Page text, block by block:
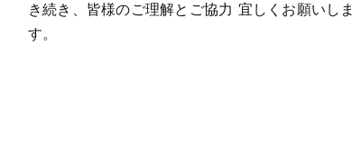
き続き、皆様のご理解とご協力 宜しくお願いしま
す。